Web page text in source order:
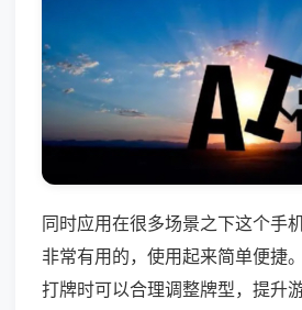
同时应用在很多场景之下这个手
非常有用的，使用起来简单便捷
打牌时可以合理调整牌型，提升